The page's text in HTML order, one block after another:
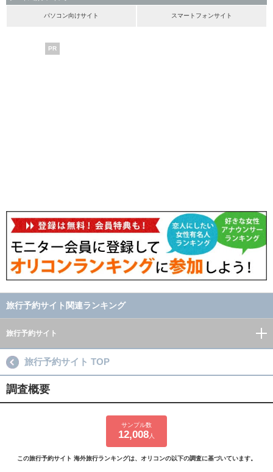
パソコン向けサイト スマートフォンサイト
PR
旅行予約サイト関連ランキング
旅行予約サイト
旅行予約サイト TOP
調査概要
サンプル数
12,008 人
この旅行予約サイト 海外旅行ランキングは、オリコンの以下の調査に基づいています。